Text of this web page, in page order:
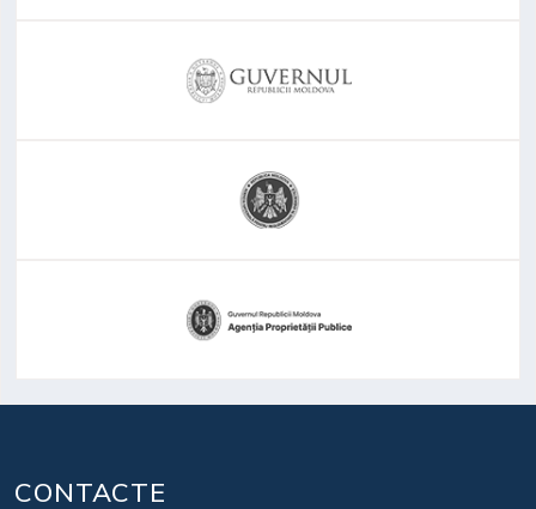
CONTACTE